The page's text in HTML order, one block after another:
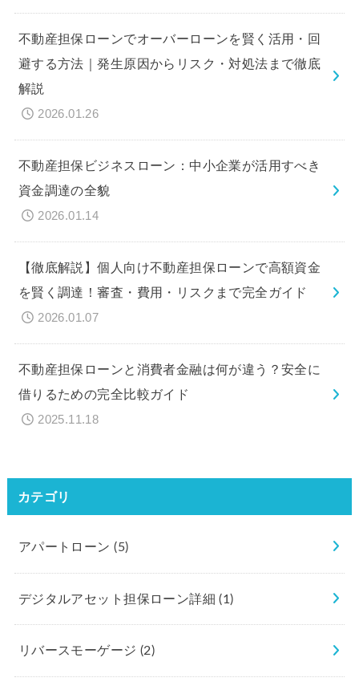
不動産担保ローンでオーバーローンを賢く活用・回
避する方法｜発生原因からリスク・対処法まで徹底
解説
2026.01.26
不動産担保ビジネスローン：中小企業が活用すべき
資金調達の全貌
2026.01.14
【徹底解説】個人向け不動産担保ローンで高額資金
を賢く調達！審査・費用・リスクまで完全ガイド
2026.01.07
不動産担保ローンと消費者金融は何が違う？安全に
借りるための完全比較ガイド
2025.11.18
カテゴリ
アパートローン(5)
デジタルアセット担保ローン詳細(1)
リバースモーゲージ (2)